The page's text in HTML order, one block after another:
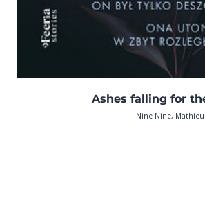
Ashes falling for
Nine Nine,